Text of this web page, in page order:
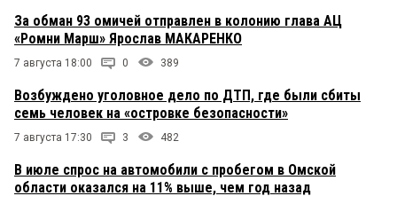
За обман 93 омичей отправлен в колонию глава АЦ
«Ромни Марш» Ярослав МАКАРЕНКО
7 августа 18:00 0 389
Возбуждено уголовное дело по ДТП, где были сбиты
семь человек на «островке безопасности»
7 августа 17:30 3 482
В июле спрос на автомобили с пробегом в Омской
области оказался на 11% выше, чем год назад